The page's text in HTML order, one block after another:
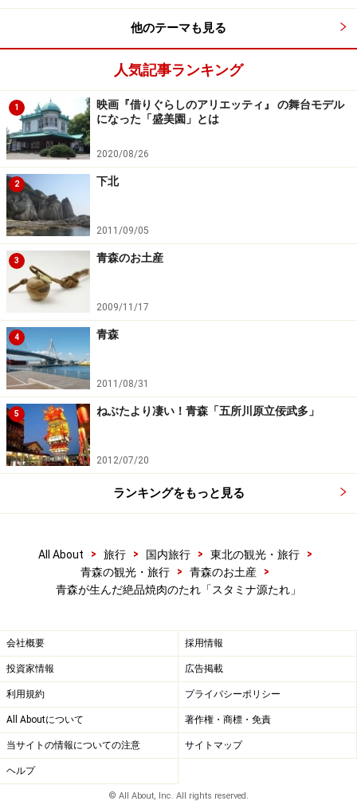
他のテーマも見る
人気記事ランキング
1
映画『借りぐらしのアリエッティ』 の舞台モデル
になった「盛美園」とは
2020/08/26
2 下北
2011/09/05
3 青森のお土産
2009/11/17
4 青森
2011/08/31
5 ねぶたより凄い！青森「五所川原立佞武多」
2012/07/20
ランキングをもっと見る
All About > 旅行 > 国内旅行 > 東北の観光・旅行
>
青森の観光・旅行
> 青森のお土産
>
青森が生んだ絶品焼肉のたれ「スタミナ源たれ」
会社概要 採用情報
投資家情報 広告掲載
利用規約 プライバシーポリシー
All Aboutについて 著作権・商標・免責
当サイトの情報についての注意 サイトマップ
ヘルプ
© All About, Inc. All rights reserved.